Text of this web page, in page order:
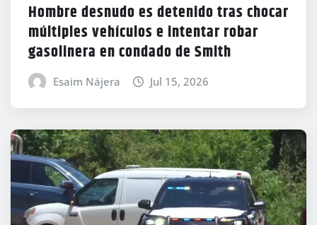
Hombre desnudo es detenido tras chocar
múltiples vehículos e intentar robar
gasolinera en condado de Smith
Esaim Nájera Jul 15, 2026